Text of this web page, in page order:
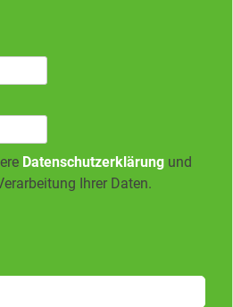
Datenschutzerklärung und
Ihrer Daten.